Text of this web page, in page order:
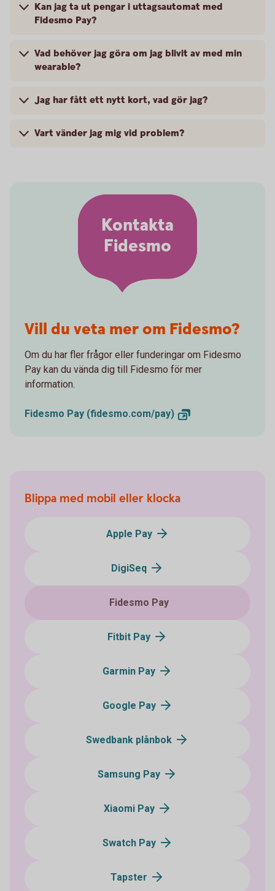
Kan jag ta ut pengar i uttagsautomat med
Fidesmo Pay?
Vad behöver jag göra om jag blivit av med min
wearable?
Jag har fått ett nytt kort, vad gör jag?
Vart vänder jag mig vid problem?
Kontakta
Fidesmo
Vill du veta mer om Fidesmo?
Om du har fler frågor eller funderingar om Fidesmo
Pay kan du vända dig till Fidesmo för mer
information.
Fidesmo Pay (fidesmo.com/pay)
Blippa med mobil eller klocka
Apple Pay
DigiSeq
Fidesmo Pay
Fitbit Pay
Garmin Pay
Google Pay
Swedbank plånbok
Samsung Pay
Xiaomi Pay
Swatch Pay
Tapster